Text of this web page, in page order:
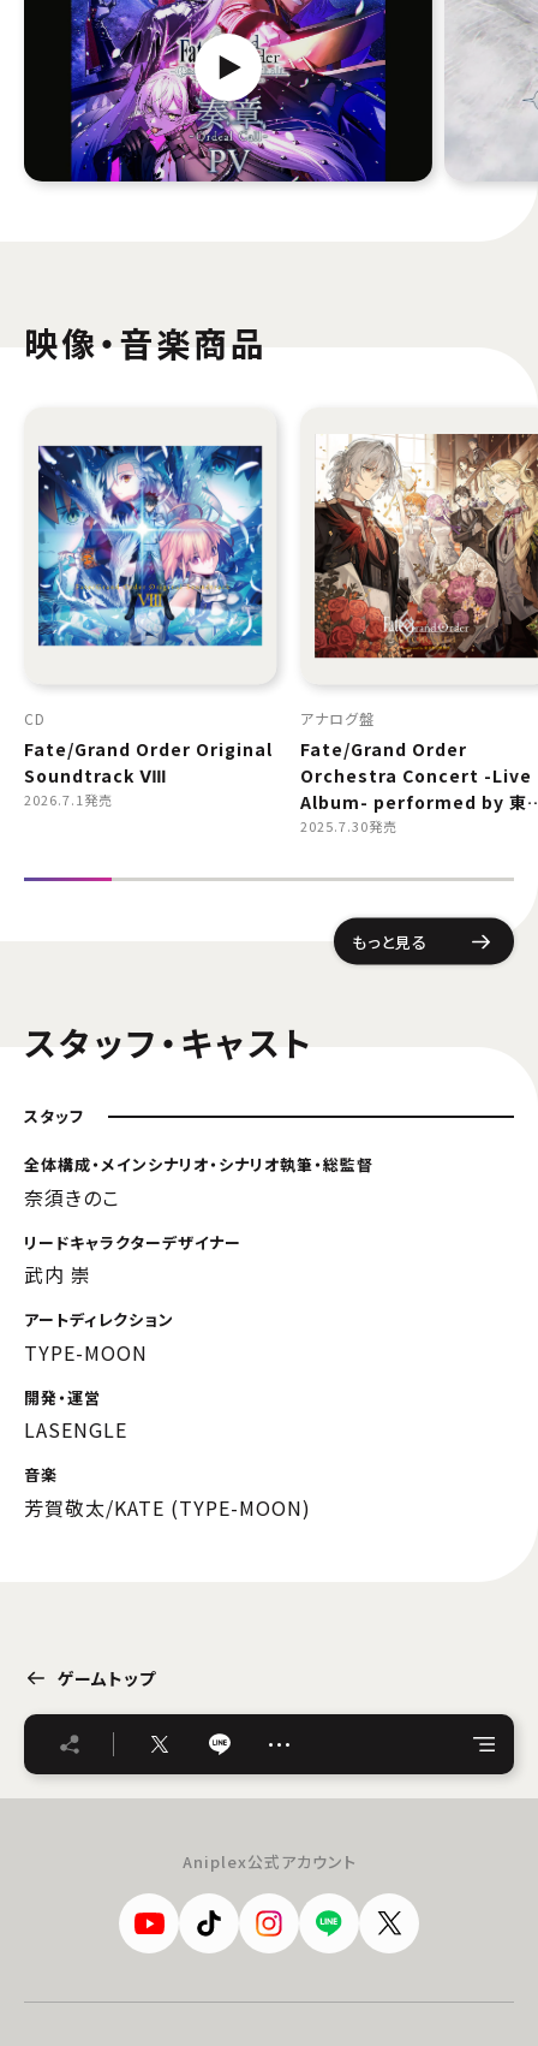
映像・音楽商品
CD
Fate/Grand Order Original
Soundtrack Ⅷ
2026.7.1発売
アナログ盤
Fate/Grand Order
Orchestra Concert -Live
Album- performed by 東
都交響楽団
2025.7.30発売
もっと見る
スタッフ・キャスト
スタッフ
全体構成・メインシナリオ・シナリオ執筆・総監督
奈須きのこ
リードキャラクターデザイナー
武内 崇
アートディレクション
TYPE-MOON
開発・運営
LASENGLE
音楽
芳賀敬太/KATE (TYPE-MOON)
ゲームトップ
…
Aniplex公式アカウント